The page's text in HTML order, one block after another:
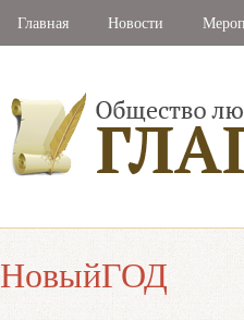
Главная Новости
НовыйГОД